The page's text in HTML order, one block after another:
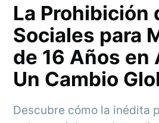
La Prohibición
Sociales para
de 16 Años en
Un Cambio
Descubre cómo la inédita